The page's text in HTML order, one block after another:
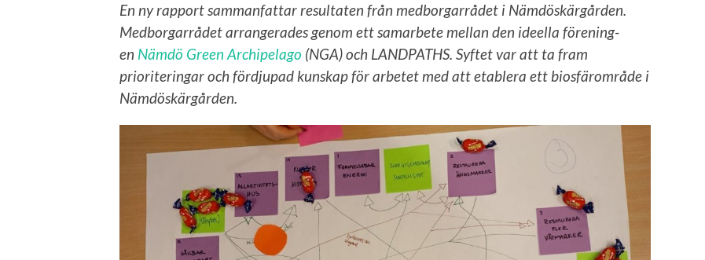
En ny rapport sammanfattar resultaten från medborgarrådet i Nämdöskärgården.
Medborgarrådet arrangerades genom ett samarbete mellan den ideella förening-
en Nämdö Green Archipelago (NGA) och LANDPATHS. Syftet var att ta fram
prioriteringar och fördjupad kunskap för arbetet med att etablera ett biosfärområde i
Nämdöskärgården.